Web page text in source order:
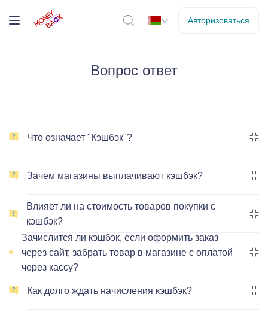
Авторизоваться
Вопрос ответ
Что означает "Кэшбэк"?
Зачем магазины выплачивают кэшбэк?
Влияет ли на стоимость товаров покупки с
кэшбэк?
Зачислится ли кэшбэк, если оформить заказ
через сайт, забрать товар в магазине с оплатой
через кассу?
Как долго ждать начисления кэшбэк?